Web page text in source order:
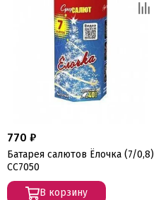
770 ₽
Батарея салютов Ёлочка (7/0,8)
СС7050
В корзину